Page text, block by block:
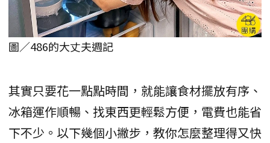
圖／486的大丈夫週記
其實只要花一點點時間，就能讓食材擺放有序、
冰箱運作順暢、找東西更輕鬆方便，電費也能省
下不少。以下幾個小撇步，教你怎麼整理得又快